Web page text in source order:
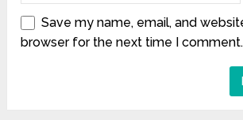
Save my name, email, and
browser for the next time I comment.